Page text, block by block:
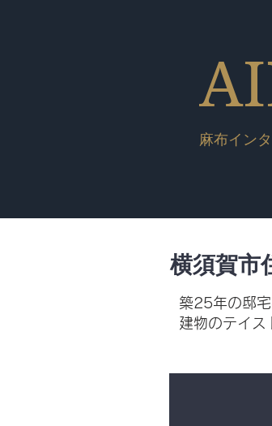
麻布イン
横須賀
築25年の邸
建物のテイス